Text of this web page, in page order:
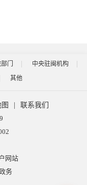
门
中央驻闽机构
其他
联系我们
网站
务